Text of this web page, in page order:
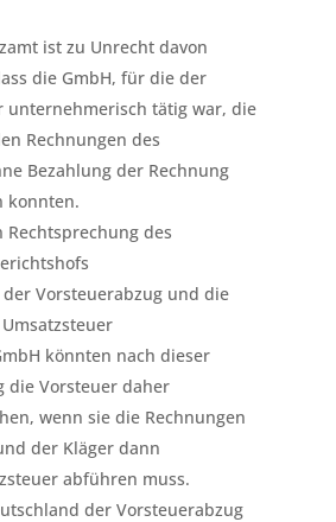
ist zu Unrecht davon
die GmbH, für die der
unternehmerisch tätig war, die
Rechnungen des
Bezahlung der Rechnung
konnten.
Rechtsprechung des
der Vorsteuerabzug und die
könnten nach dieser
die Vorsteuer daher
wenn sie die Rechnungen
der Kläger dann
abführen muss.
der Vorsteuerabzug